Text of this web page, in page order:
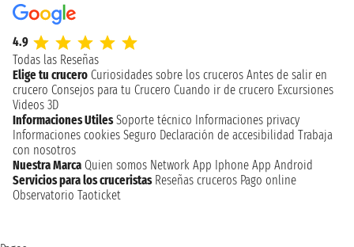
4.9
Todas las Reseñas
Elige tu crucero Curiosidades sobre los cruceros Antes de salir en
crucero Consejos para tu Crucero Cuando ir de crucero Excursiones
Videos 3D
Informaciones Utiles Soporte técnico Informaciones privacy
Informaciones cookies Seguro Declaración de accesibilidad Trabaja
con nosotros
Nuestra Marca Quien somos Network App Iphone App Android
Servicios para los cruceristas Reseñas cruceros Pago online
Observatorio Taoticket